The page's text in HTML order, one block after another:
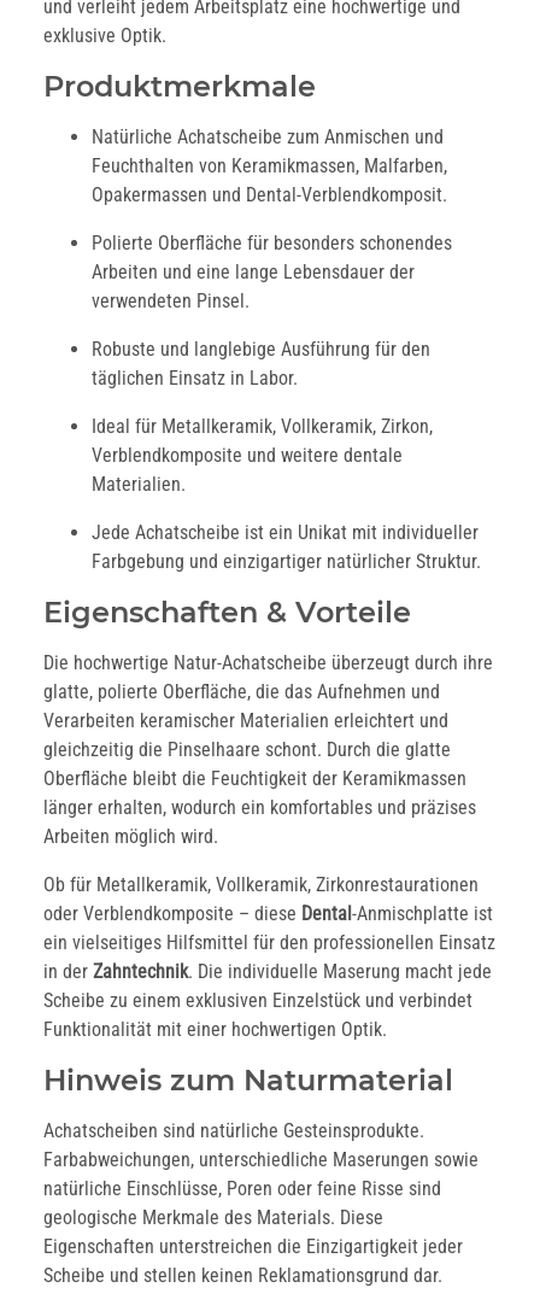
und verleiht jedem Arbeitsplatz eine hochwertige und
exklusive Optik.
Produktmerkmale
Natürliche Achatscheibe zum Anmischen und
Feuchthalten von Keramikmassen, Malfarben,
Opakermassen und Dental-Verblendkomposit.
Polierte Oberfläche für besonders schonendes
Arbeiten und eine lange Lebensdauer der
verwendeten Pinsel.
Robuste und langlebige Ausführung für den
täglichen Einsatz in Labor.
Ideal für Metallkeramik, Vollkeramik, Zirkon,
Verblendkomposite und weitere dentale
Materialien.
Jede Achatscheibe ist ein Unikat mit individueller
Farbgebung und einzigartiger natürlicher Struktur.
Eigenschaften & Vorteile
Die hochwertige Natur-Achatscheibe überzeugt durch ihre
glatte, polierte Oberfläche, die das Aufnehmen und
Verarbeiten keramischer Materialien erleichtert und
gleichzeitig die Pinselhaare schont. Durch die glatte
Oberfläche bleibt die Feuchtigkeit der Keramikmassen
länger erhalten, wodurch ein komfortables und präzises
Arbeiten möglich wird.
Ob für Metallkeramik, Vollkeramik, Zirkonrestaurationen
oder Verblendkomposite – diese Dental -Anmischplatte ist
ein vielseitiges Hilfsmittel für den professionellen Einsatz
in der Zahntechnik. Die individuelle Maserung macht jede
Scheibe zu einem exklusiven Einzelstück und verbindet
Funktionalität mit einer hochwertigen Optik.
Hinweis zum Naturmaterial
Achatscheiben sind natürliche Gesteinsprodukte.
Farbabweichungen, unterschiedliche Maserungen sowie
natürliche Einschlüsse, Poren oder feine Risse sind
geologische Merkmale des Materials. Diese
Eigenschaften unterstreichen die Einzigartigkeit jeder
Scheibe und stellen keinen Reklamationsgrund dar.